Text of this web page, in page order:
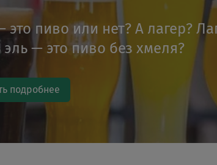
это пиво или нет? А лагер?
эль — это пиво без хмеля?
подробнее